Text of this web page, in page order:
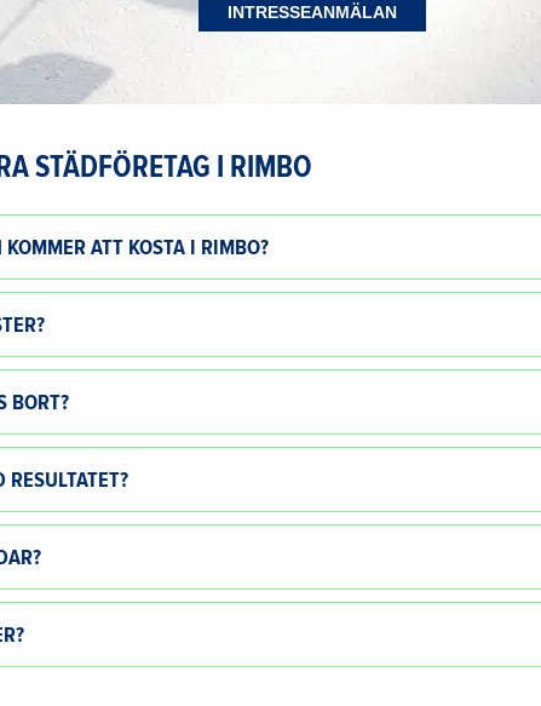
INTRESSEANMÄLAN
STÄDFÖRETAG I RIMBO
ATT KOSTA I RIMBO?
BORT?